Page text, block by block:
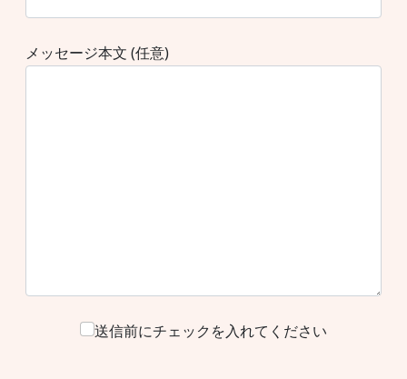
メッセージ本文 (任意)
送信前にチェックを入れてください